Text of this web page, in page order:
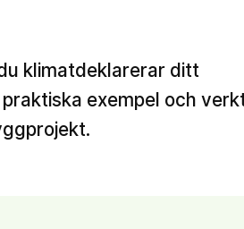
klimatdeklarerar ditt
exempel och